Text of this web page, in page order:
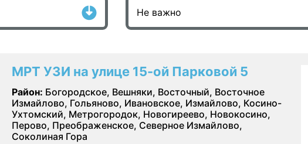
МРТ УЗИ на улице 15-ой Парковой 5
Район: Богородское, Вешняки, Восточный, Восточное
Измайлово, Гольяново, Ивановское, Измайлово, Косино-
Ухтомский, Метрогородок, Новогиреево, Новокосино,
Перово, Преображенское, Северное Измайлово,
Соколиная Гора